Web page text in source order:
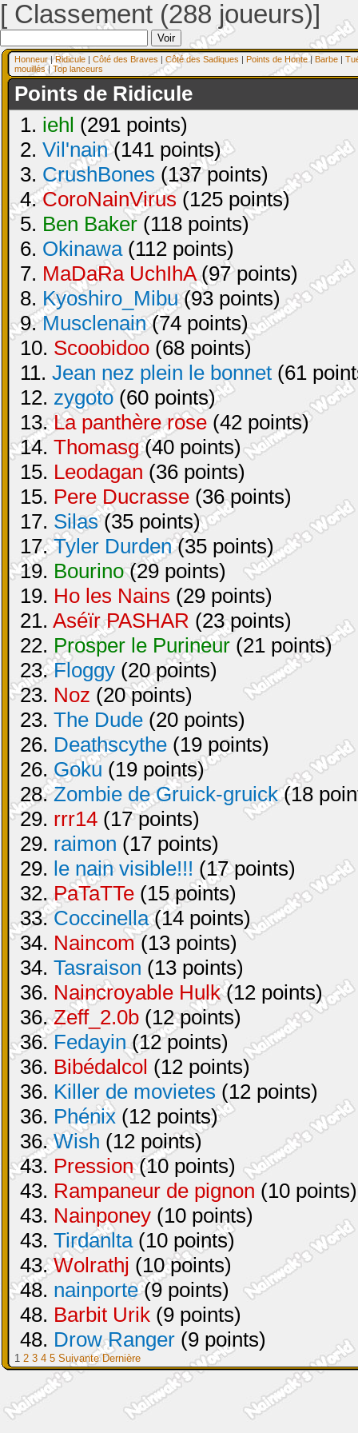
[ Classement (288 joueurs)]
Honneur|Ridicule | Côté des Braves | Côté des Sadiques | Points de Honte| Barbe |
mouillés| Top lanceurs
Points de Ridicule
1. iehl (291 points)
2. Vil'nain(141 points)
3. CrushBones (137 points)
4.CoroNainVirus (125 points)
5. Ben Baker (118 points)
6. Okinawa(112 points)
7. MaDaRa UchIhA(97 points)
8. Kyoshiro_Mibu(93 points)
9.Musclenain(74 points)
10. Scoobidoo (68 points)
11. Jean nez plein le bonnet (61
12. zygoto(60 points)
13.La panthère rose (42 points)
14. Thomasg(40 points)
15. Leodagan (36 points)
15. Pere Ducrasse (36 points)
17. Silas(35 points)
17.Tyler Durden(35 points)
19. Bourino(29 points)
19. Ho les Nains (29 points)
21. Aséïr PASHAR (23 points)
22. Prosper le Purineur (21 points)
23.Floggy (20 points)
23. Noz (20 points)
23. The Dude (20 points)
26. Deathscythe (19 points)
26. Goku (19 points)
28.Zombie de Gruick-gruick(18
29. rrr14 (17 points)
29. raimon (17 points)
29. le nain visible!!! (17 points)
32.PaTaTTe (15 points)
33.Coccinella(14 points)
34. Naincom(13 points)
34. Tasraison (13 points)
36. Naincroyable Hulk(12 points)
36.Zeff_2.0b (12 points)
36. Fedayin(12 points)
36. Bibédalcol (12 points)
36. Killer de movietes (12 points)
36. Phénix (12 points)
36.Wish (12 points)
43. Pression(10 points)
43. Rampaneur de pignon (10 points)
43. Nainponey (10 points)
43. Tirdanlta(10 points)
43.Wolrathj (10 points)
48. nainporte(9 points)
48. Barbit Urik (9 points)
48. Drow Ranger (9 points)
1 2 3 4 5 Suivante Dernière